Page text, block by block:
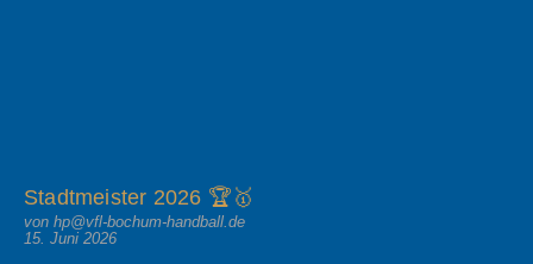
Stadtmeister 2026 🏆🥇
von hp@vfl-bochum-handball.de
15. Juni 2026